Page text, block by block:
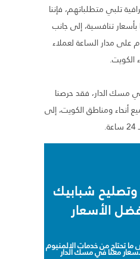
تلبي متطلباتهم، فإننا
تنافسية، إلى جانب
على مدار الساعة لعملاء
الكويت.
مسك الدار، فقد حرصنا
أنحاء ومناطق الكويت، إلى
شبابيك
الأسعار
تحتاج من خدمات الالمنيوم
معنا في مسك الدار